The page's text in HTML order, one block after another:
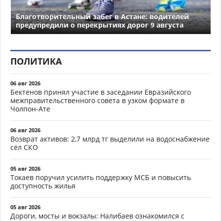
Благотворительный забег в Астане: водителей
предупредили о перекрытиях дорог 9 августа
ПОЛИТИКА
06 авг 2026
Бектенов принял участие в заседании Евразийского
межправительственного совета в узком формате в
Чолпон-Ате
06 авг 2026
Возврат активов: 2,7 млрд тг выделили на водоснабжение
сёл СКО
05 авг 2026
Токаев поручил усилить поддержку МСБ и повысить
доступность жилья
05 авг 2026
Дороги, мосты и вокзалы: Налибаев ознакомился с